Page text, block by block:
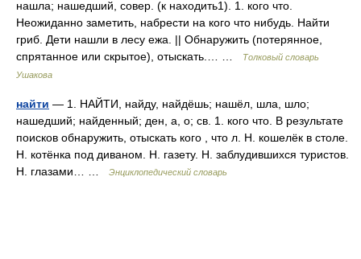
нашла; нашедший, совер. (к находить1). 1. кого что.
Неожиданно заметить, набрести на кого что нибудь. Найти
гриб. Дети нашли в лесу ежа. || Обнаружить (потерянное,
спрятанное или скрытое), отыскать.… …
Толковый словарь
Ушакова
найти — 1. НАЙТИ, найду, найдёшь; нашёл, шла, шло;
нашедший; найденный; ден, а, о; св. 1. кого что. В результате
поисков обнаружить, отыскать кого , что л. Н. кошелёк в столе.
Н. котёнка под диваном. Н. газету. Н. заблудившихся туристов.
Н. глазами… …
Энциклопедический словарь